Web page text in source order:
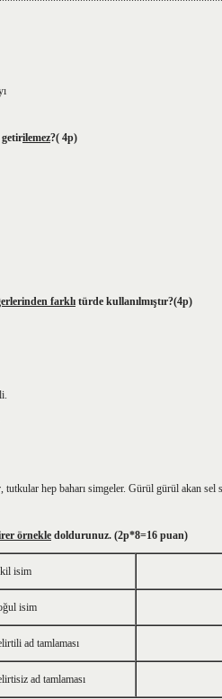
getirilemez?( 4p)
farklı türde kullanılmıştır?(4p)
tutkular hep baharı simgeler. Gürül gürül akan
örnekle doldurunuz. (2p*8=16 puan)
isim
isim
ad tamlaması
ad tamlaması